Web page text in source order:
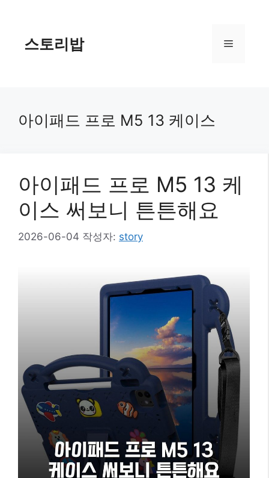
스토리밥 메
아이패드 프로 M5 13 케이스
아이패드 프로 M5 13 케
이스 써보니 튼튼해요
2026-06-04 작성자: story